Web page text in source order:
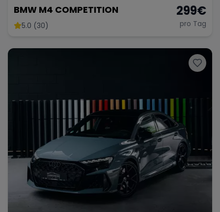
BMW M4 COMPETITION
5.0 (30)
299€
pro Tag